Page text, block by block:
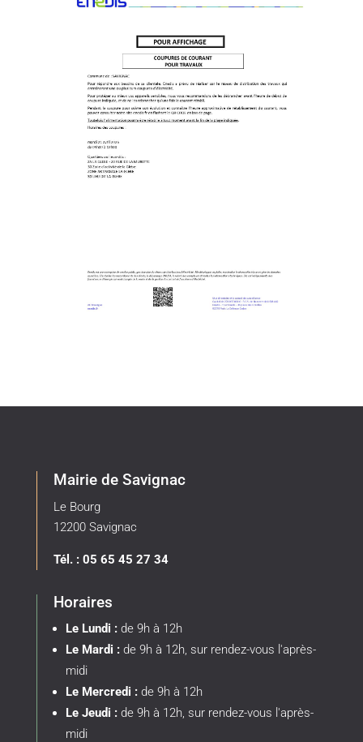
Mairie de Savignac
Le Bourg
12200 Savignac
Tél. : 05 65 45 27 34
Horaires
Le Lundi :de 9h à 12h
Le Mardi :de 9h à 12h, sur rendez-vous l'après-
midi
Le Mercredi :de 9h à 12h
Le Jeudi :de 9h à 12h, sur rendez-vous l'après-
midi